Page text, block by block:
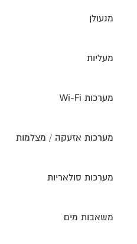
מנעולן
מעליות
מערכות Wi-Fi
מערכות אזעקה / מצלמות
מערכות סולאריות
משאבות מים